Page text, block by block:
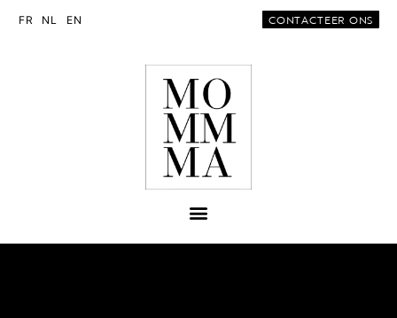
FR NL EN CONTACTEER ONS